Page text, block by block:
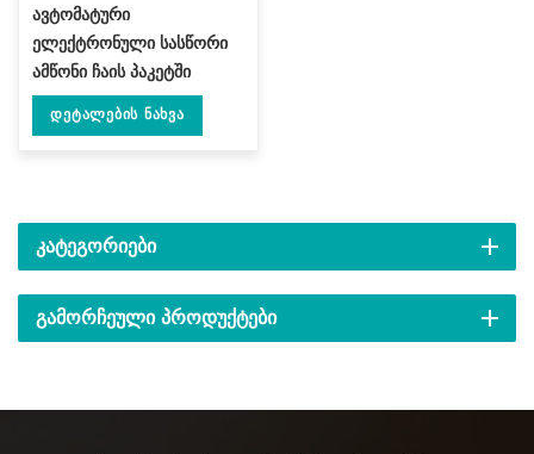
ავტომატური
ელექტრონული სასწორი
ამწონი ჩაის პაკეტში
პატარა ჩანთა ვაკუუმური
შესაფუთი მანქანა DL-
Დეტალების Ნახვა
ᲙᲐᲢᲔᲒᲝᲠᲘᲔᲑᲘ
ᲒᲐᲛᲝᲠᲩᲔᲣᲚᲘ ᲞᲠᲝᲓᲣᲥᲢᲔᲑᲘ